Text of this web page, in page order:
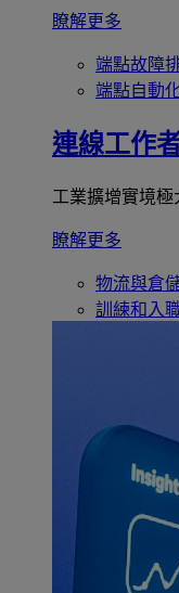
瞭解更多
端點故障
端點自動
連線工作
工業擴增實境極
瞭解更多
物流與倉
訓練和入